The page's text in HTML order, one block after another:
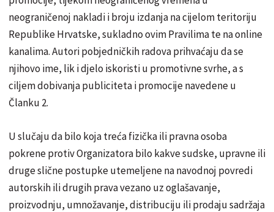
neograničenoj nakladi i broju izdanja na cijelom teritoriju
Republike Hrvatske, sukladno ovim Pravilima te na online
kanalima. Autori pobjedničkih radova prihvaćaju da se
njihovo ime, lik i djelo iskoristi u promotivne svrhe, a s
ciljem dobivanja publiciteta i promocije navedene u
Članku 2.
U slučaju da bilo koja treća fizička ili pravna osoba
pokrene protiv Organizatora bilo kakve sudske, upravne ili
druge slične postupke utemeljene na navodnoj povredi
autorskih ili drugih prava vezano uz oglašavanje,
proizvodnju, umnožavanje, distribuciju ili prodaju sadržaja